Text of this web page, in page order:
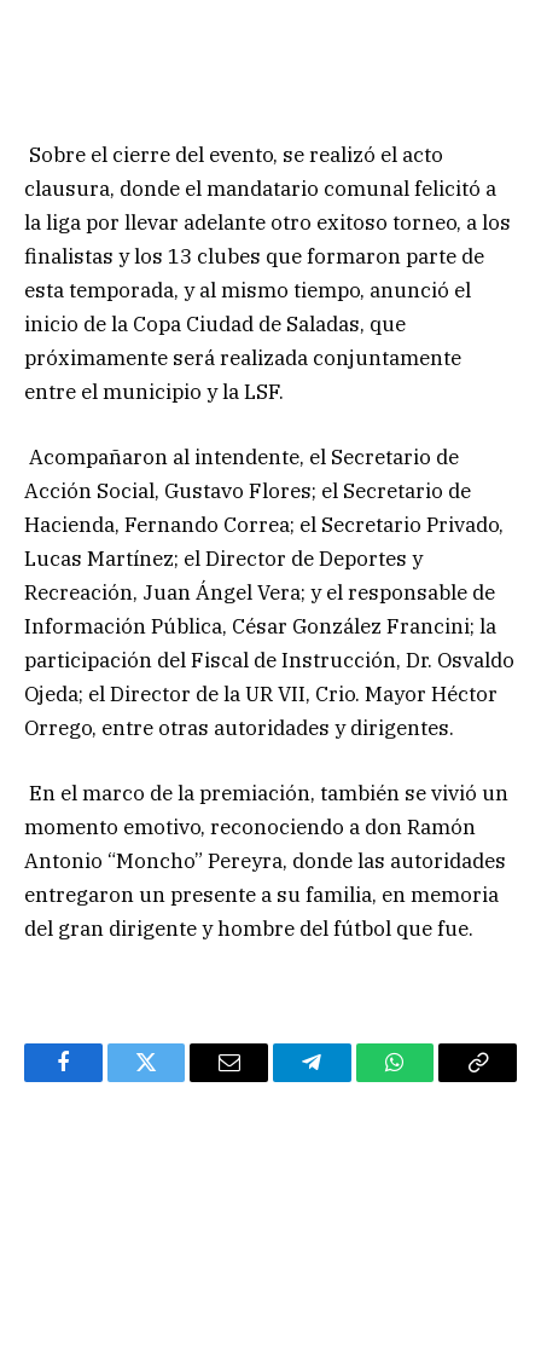
Sobre el cierre del evento, se realizó el acto
clausura, donde el mandatario comunal felicitó a
la liga por llevar adelante otro exitoso torneo, a los
finalistas y los 13 clubes que formaron parte de
esta temporada, y al mismo tiempo, anunció el
inicio de la Copa Ciudad de Saladas, que
próximamente será realizada conjuntamente
entre el municipio y la LSF.
Acompañaron al intendente, el Secretario de
Acción Social, Gustavo Flores; el Secretario de
Hacienda, Fernando Correa; el Secretario Privado,
Lucas Martínez; el Director de Deportes y
Recreación, Juan Ángel Vera; y el responsable de
Información Pública, César González Francini; la
participación del Fiscal de Instrucción, Dr. Osvaldo
Ojeda; el Director de la UR VII, Crio. Mayor Héctor
Orrego, entre otras autoridades y dirigentes.
En el marco de la premiación, también se vivió un
momento emotivo, reconociendo a don Ramón
Antonio “Moncho” Pereyra, donde las autoridades
entregaron un presente a su familia, en memoria
del gran dirigente y hombre del fútbol que fue.
FacebookTwitter Email TelegramWhatsAppCopy